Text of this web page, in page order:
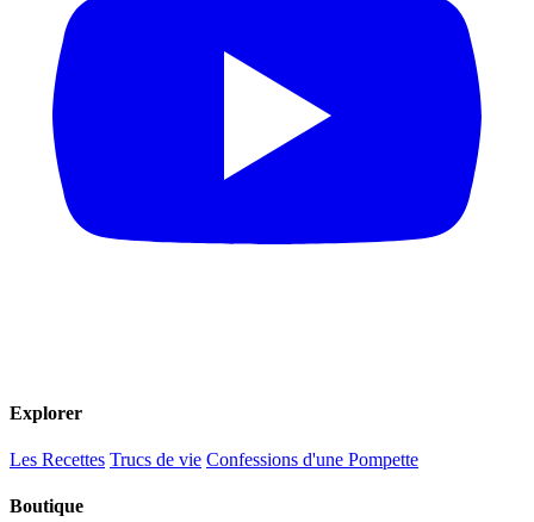
Explorer
Les Recettes Trucs de vie Confessions d'une Pompette
Boutique